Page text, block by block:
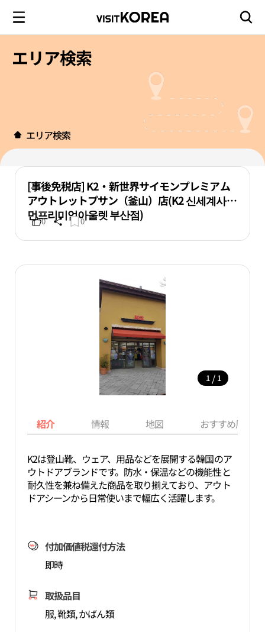
エリア検索
エリア検索
[事後免税店] K2・新世界サイモンプレミアム
アウトレットプサン（釜山）店(K2 신세계사이
먼프리미엄아울렛 부산점)
0 0
1 / 1
紹介 情報 地図 おすすめ周辺
K2は登山靴、ウェア、用品などを展開する韓国のア
ウトドアブランドです。防水・保温などの機能性と
耐久性を兼ね備えた商品を取り揃えており、アウト
ドアシーンから日常使いまで幅広く活躍します。
付加価値税還付方法
即時
取扱品目
服, 靴類, かばん類